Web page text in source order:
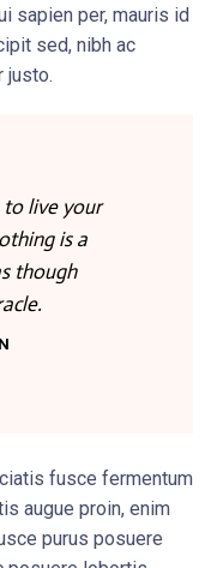
sapien per, mauris id
sed, nibh ac
justo.
to live your
is a
though
fusce fermentum
augue proin, enim
purus posuere